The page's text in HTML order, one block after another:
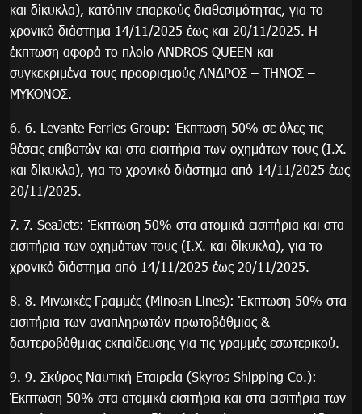
και δίκυκλα), κατόπιν επαρκούς διαθεσιμότητας, για το
χρονικό διάστημα 14/11/2025 έως και 20/11/2025. Η
έκπτωση αφορά το πλοίο ANDROS QUEEN και
συγκεκριμένα τους προορισμούς ΑΝΔΡΟΣ – ΤΗΝΟΣ –
ΜΥΚΟΝΟΣ.
6. 6. Levante Ferries Group: Έκπτωση 50% σε όλες τις
θέσεις επιβατών και στα εισιτήρια των οχημάτων τους (Ι.Χ.
και δίκυκλα), για το χρονικό διάστημα από 14/11/2025 έως
20/11/2025.
7. 7. SeaJets: Έκπτωση 50% στα ατομικά εισιτήρια και στα
εισιτήρια των οχημάτων τους (Ι.Χ. και δίκυκλα), για το
χρονικό διάστημα από 14/11/2025 έως 20/11/2025.
8. 8. Μινωικές Γραμμές (Minoan Lines): Έκπτωση 50% στα
εισιτήρια των αναπληρωτών πρωτοβάθμιας &
δευτεροβάθμιας εκπαίδευσης για τις γραμμές εσωτερικού.
9. 9. Σκύρος Ναυτική Εταιρεία (Skyros Shipping Co.):
Έκπτωση 50% στα ατομικά εισιτήρια και στα εισιτήρια των